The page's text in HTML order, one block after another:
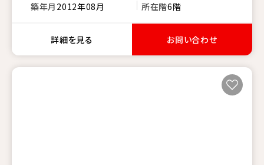
築年月 2012年08月 所在階6階
詳細を見る お問い合わせ